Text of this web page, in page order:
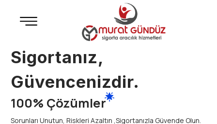
Sigortanız,
Güvencenizdir.
100% Çözümler
Sorunları Unutun, Riskleri Azaltın ,Sigortanızla Güvende Olun.